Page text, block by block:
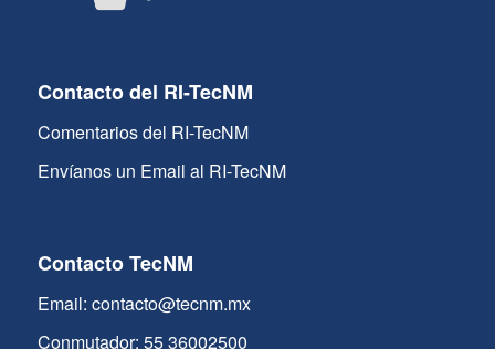
Contacto del RI-TecNM
Comentarios del RI-TecNM
Envíanos un Email al RI-TecNM
Contacto TecNM
Email: contacto@tecnm.mx
Conmutador: 55 36002500